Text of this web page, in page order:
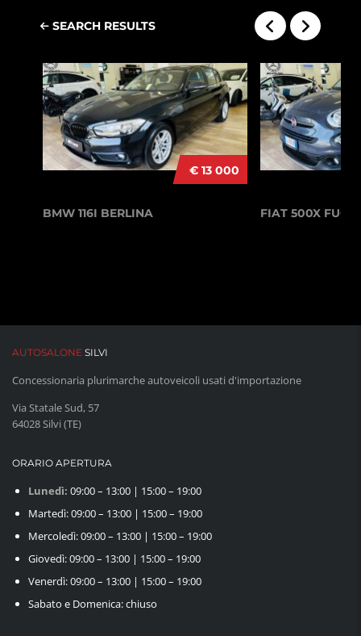
SEARCH RESULTS
€ 13 000
BMW 116I BERLINA FIAT 500X
AUTOSALONE SILVI
Concessionaria plurimarche autoveicoli usati d'importazione
Via Statale Sud, 57
64028 Silvi (TE)
ORARIO APERTURA
Lunedì: 09:00 – 13:00 | 15:00 – 19:00
Martedì: 09:00 – 13:00 | 15:00 – 19:00
Mercoledì: 09:00 – 13:00 | 15:00 – 19:00
Giovedì: 09:00 – 13:00 | 15:00 – 19:00
Venerdì: 09:00 – 13:00 | 15:00 – 19:00
Sabato e Domenica: chiuso